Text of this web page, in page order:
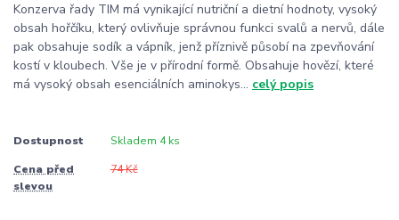
Konzerva řady TIM má vynikající nutriční a dietní hodnoty, vysoký
obsah hořčíku, který ovlivňuje správnou funkci svalů a nervů, dále
pak obsahuje sodík a vápník, jenž příznivě působí na zpevňování
kostí v kloubech. Vše je v přírodní formě. Obsahuje hovězí, které
má vysoký obsah esenciálních aminokys... celý popis
Dostupnost Skladem 4 ks
Cena před
slevou
74 Kč